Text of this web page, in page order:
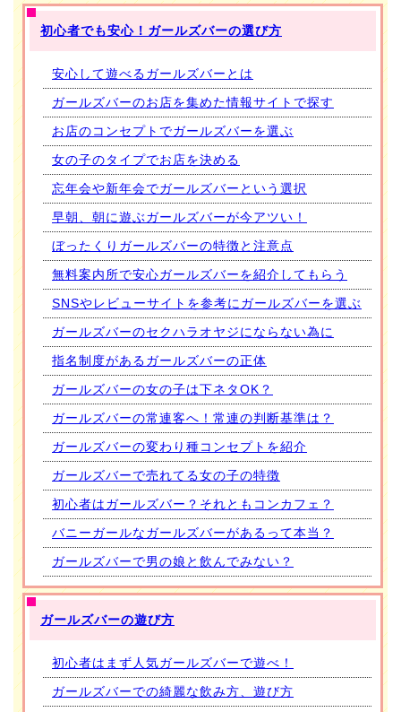
初心者でも安心！ガールズバーの選び方
安心して遊べるガールズバーとは
ガールズバーのお店を集めた情報サイトで探す
お店のコンセプトでガールズバーを選ぶ
女の子のタイプでお店を決める
忘年会や新年会でガールズバーという選択
早朝、朝に遊ぶガールズバーが今アツい！
ぼったくりガールズバーの特徴と注意点
無料案内所で安心ガールズバーを紹介してもらう
SNSやレビューサイトを参考にガールズバーを選ぶ
ガールズバーのセクハラオヤジにならない為に
指名制度があるガールズバーの正体
ガールズバーの女の子は下ネタOK？
ガールズバーの常連客へ！常連の判断基準は？
ガールズバーの変わり種コンセプトを紹介
ガールズバーで売れてる女の子の特徴
初心者はガールズバー？それともコンカフェ？
バニーガールなガールズバーがあるって本当？
ガールズバーで男の娘と飲んでみない？
ガールズバーの遊び方
初心者はまず人気ガールズバーで遊べ！
ガールズバーでの綺麗な飲み方、遊び方